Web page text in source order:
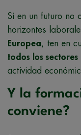
Si en un futuro no
horizontes
Europea, ten en
todos los sectores
actividad
Y la
conviene?